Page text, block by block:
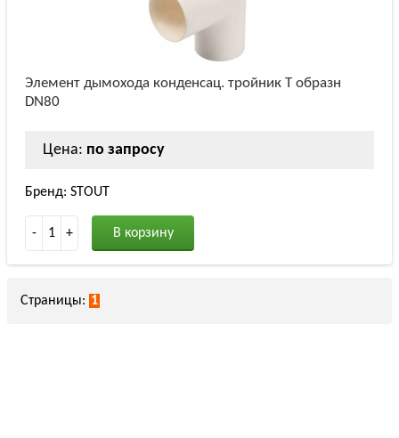
Элемент дымохода конденсац. тройник T образн
DN80
Цена: по запросу
Бренд: STOUT
- 1 + В корзину
Страницы: 1